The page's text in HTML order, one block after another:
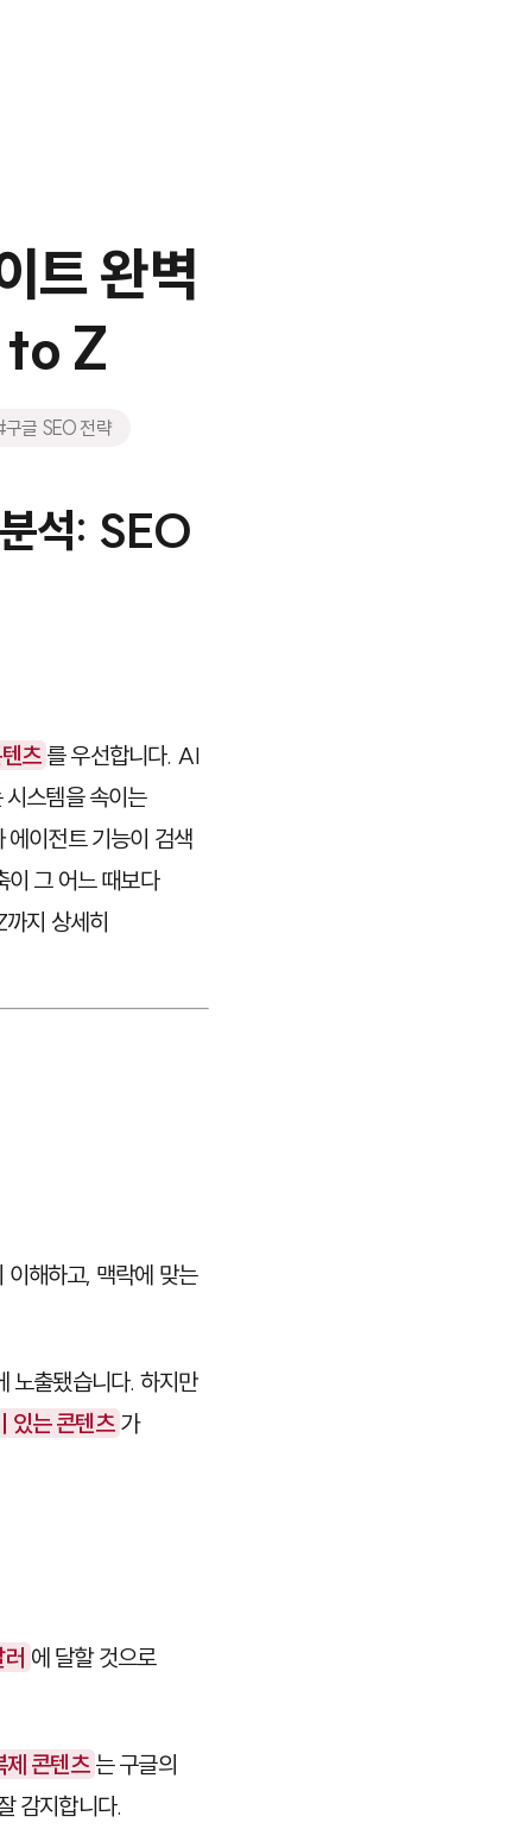
트 완벽
to Z
글 SEO 전략
석: SEO
츠 를 우선합니다. AI
스템을 속이는
이전트 기능이 검색
그 어느 때보다
지 상세히
이해하고, 맥락에 맞는
노출됐습니다. 하지만
있는 콘텐츠 가
에 달할 것으로
제 콘텐츠 는 구글의
감지합니다.